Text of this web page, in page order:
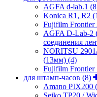
AGFA d-lab.1
Konica R1, R2
Fujifilm Frontier
AGFA D-Lab-2
соединения
NORITSU
(13мм) (4)
Fujifilm Frontier
для штамп-часов (8)
Amano PIX200